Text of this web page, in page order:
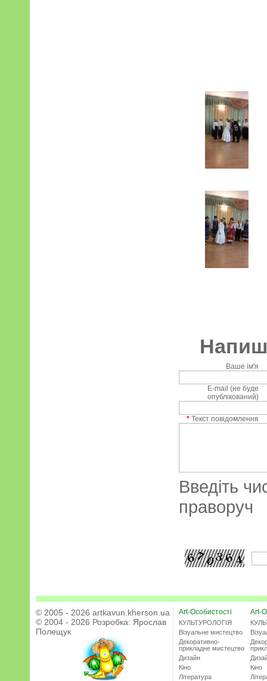
Ваше ім'я
E-mail (не буде
опублікований)
* Текст повідомлення
Введіть
праворуч
© 2005 - 2026 artkavun.kherson.ua
© 2004 - 2026 Розробка: Ярослав
Полещук
Art-Особистості
КУЛЬТУРОЛОГІЯ
Візуальне мистецтво
Декоративно-
прикладне мистецтво
Дизайн
Кіно
Література
Art-
Кіно